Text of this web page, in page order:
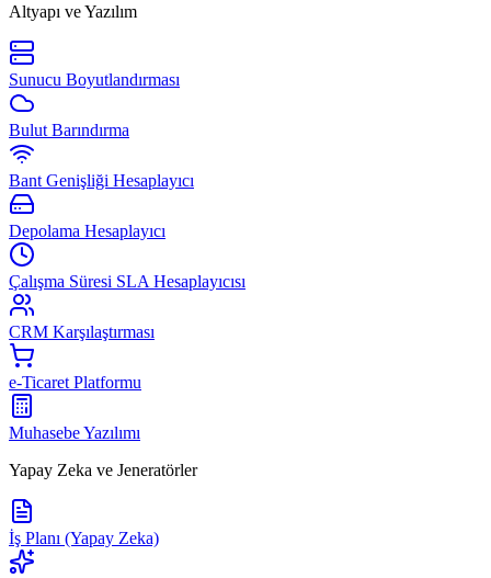
Altyapı ve Yazılım
Sunucu Boyutlandırması
Bulut Barındırma
Bant Genişliği Hesaplayıcı
Depolama Hesaplayıcı
Çalışma Süresi SLA Hesaplayıcısı
CRM Karşılaştırması
e-Ticaret Platformu
Muhasebe Yazılımı
Yapay Zeka ve Jeneratörler
İş Planı (Yapay Zeka)